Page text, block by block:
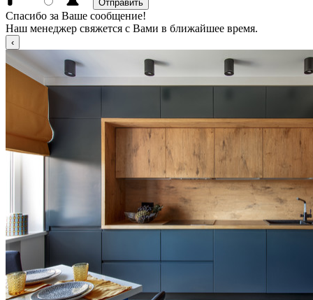
Спасибо за Ваше сообщение!
Наш менеджер свяжется с Вами в ближайшее время.